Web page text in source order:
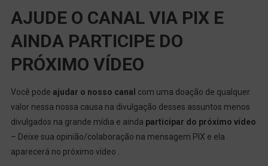
AJUDE O CANAL VIA PIX E
AINDA PARTICIPE DO
PRÓXIMO VÍDEO
Você pode ajudar o nosso canal com uma doação de qualquer
valor nessa nossa causa na divulgação desses assuntos menos
divulgados na grande mídia e ainda participar do próximo vídeo
– Deixe sua opinião/colaboração na mensagem PIX e ela
aparecerá no próximo vídeo .